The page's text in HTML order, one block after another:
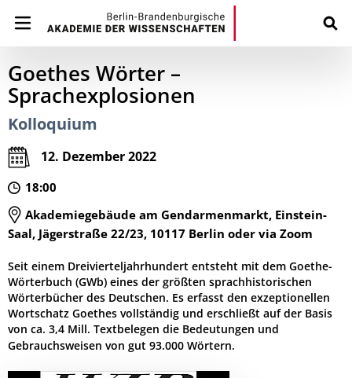
Goethes Wörter –
Sprachexplosionen
Kolloquium
12. Dezember 2022
18:00
Akademiegebäude am Gendarmenmarkt, Einstein-
Saal, Jägerstraße 22/23, 10117 Berlin oder via Zoom
Seit einem Dreivierteljahrhundert entsteht mit dem Goethe-
Wörterbuch (GWb) eines der größten sprachhistorischen
Wörterbücher des Deutschen. Es erfasst den exzeptionellen
Wortschatz Goethes vollständig und erschließt auf der Basis
von ca. 3,4 Mill. Textbelegen die Bedeutungen und
Gebrauchsweisen von gut 93.000 Wörtern.